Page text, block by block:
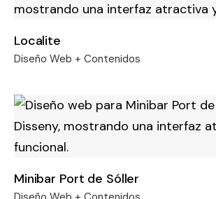
Localite
Diseño Web + Contenidos
Minibar Port de Sóller